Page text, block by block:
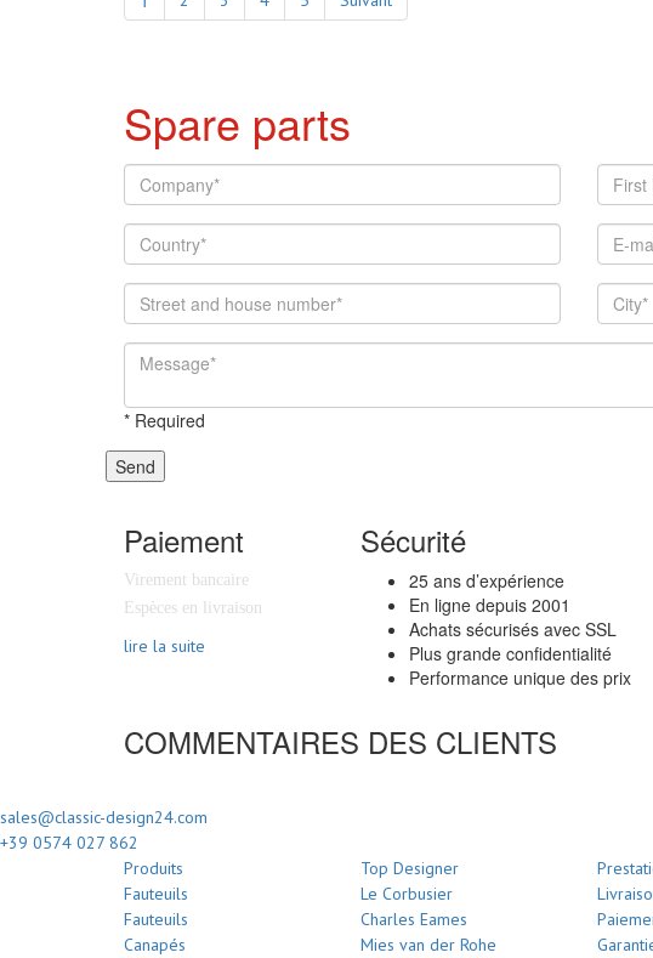
Spare parts
* Required
Send
Paiement
Virement bancaire
Espèces en livraison
lire la suite
Sécurité
25 ans d’expérience
En ligne depuis 2001
Achats sécurisés avec SSL
Plus grande confidentialité
Performance unique des prix
COMMENTAIRES DES CLIENTS
sales@classic-design24.com
+39 0574 027 862
Produits
Fauteuils
Fauteuils
Canapés
Top Designer
Le Corbusier
Charles Eames
Mies van der Rohe